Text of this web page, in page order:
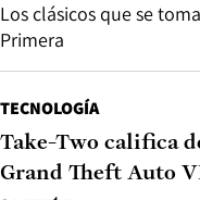
Los clásicos que se
Primera
TECNOLOGÍA
Take-Two califica
Grand Theft Auto